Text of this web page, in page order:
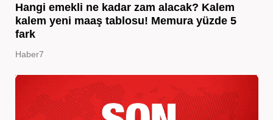
Hangi emekli ne kadar zam alacak? Kalem
kalem yeni maaş tablosu! Memura yüzde 5
fark
Haber7